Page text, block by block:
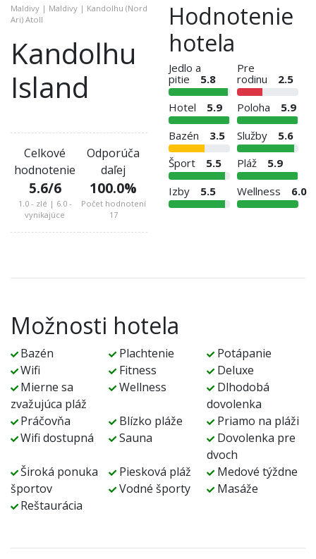
Maldivy | Maldivy | Kandolhu (Nord
Ari) Atoll
Kandolhu
Island
Celkové
hodnotenie
5.6/6
1.0 - zlé | 6.0 -
vynikajúce
Odporúča
daľej
100.0%
Počet hodnotení
17
Hodnotenie
hotela
Jedlo a
pitie
5.8
Pre
rodinu
2.5
Hotel
5.9 Poloha
5.9
Bazén
3.5 Služby
5.6
Šport
5.5 Pláž
5.9
Izby
5.5 Wellness 6.0
Možnosti hotela
Bazén Plachtenie
Potápanie
Wifi
Fitness
Deluxe
Mierne sa
zvažujúca pláž
Wellness
Dlhodobá
dovolenka
Práčovňa
Blízko pláže
Priamo na pláži
Wifi dostupná
Sauna
Dovolenka pre
dvoch
Široká ponuka
športov
Piesková pláž
Medové týždne
Vodné športy
Masáže
Reštaurácia